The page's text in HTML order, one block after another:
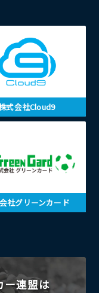
式会社Cloud9
社グリーンカード
ー連盟は